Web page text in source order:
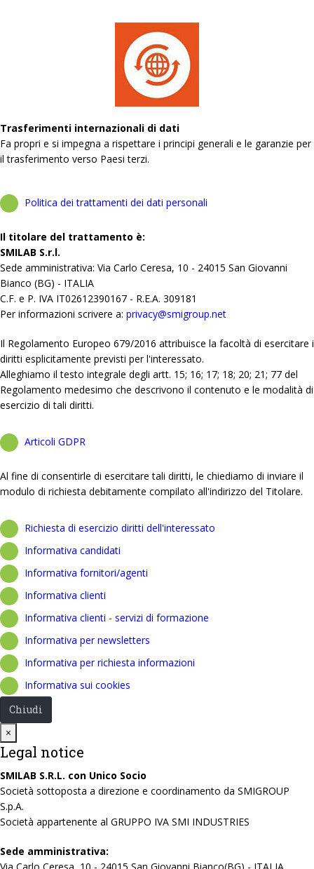
Trasferimenti internazionali di dati
Fa propri e si impegna a rispettare i principi generali e le garanzie per
il trasferimento verso Paesi terzi.
Politica dei trattamenti dei dati personali
Il titolare del trattamento è:
SMILAB S.r.l.
Sede amministrativa: Via Carlo Ceresa, 10 - 24015 San Giovanni
Bianco (BG) - ITALIA
C.F. e P. IVA IT02612390167 - R.E.A. 309181
Per informazioni scrivere a: privacy@smigroup.net
Il Regolamento Europeo 679/2016 attribuisce la facoltà di esercitare i
diritti esplicitamente previsti per l'interessato.
Alleghiamo il testo integrale degli artt. 15; 16; 17; 18; 20; 21; 77 del
Regolamento medesimo che descrivono il contenuto e le modalità di
esercizio di tali diritti.
Articoli GDPR
Al fine di consentirle di esercitare tali diritti, le chiediamo di inviare il
modulo di richiesta debitamente compilato all'indirizzo del Titolare.
Richiesta di esercizio diritti dell'interessato
Informativa candidati
Informativa fornitori/agenti
Informativa clienti
Informativa clienti - servizi di formazione
Informativa per newsletters
Informativa per richiesta informazioni
Informativa sui cookies
Chiudi
×
Legal notice
SMILAB S.R.L. con Unico Socio
Società sottoposta a direzione e coordinamento da SMIGROUP
S.p.A.
Società appartenente al GRUPPO IVA SMI INDUSTRIES
Sede amministrativa: